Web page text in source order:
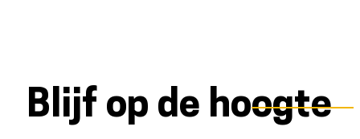
Blijf op de hoogte